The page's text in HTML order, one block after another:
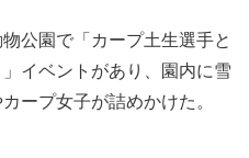
公園で「カープ土生選手と
イベントがあり、園内に雪
ープ女子が詰めかけた。